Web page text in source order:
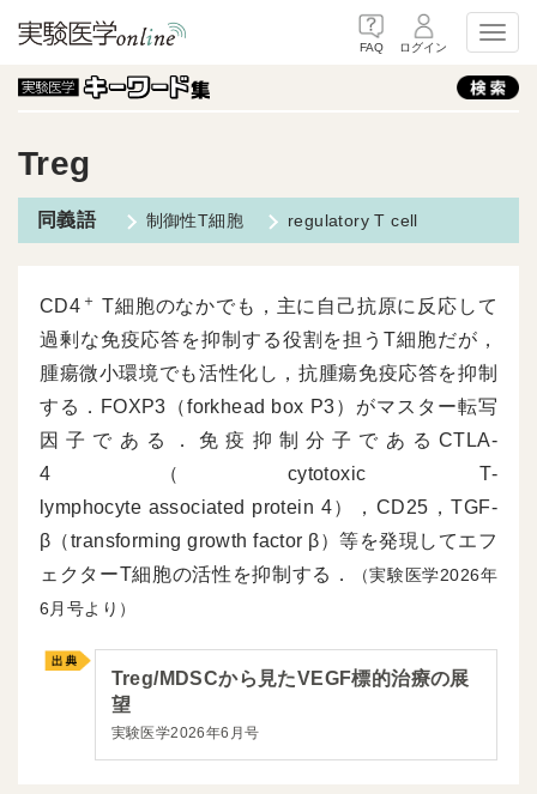
FAQ ログイン
Treg
制御性T細胞 regulatory T cell
CD4 ＋ T細胞のなかでも，主に自己抗原に反応して
過剰な免疫応答を抑制する役割を担うT細胞だが，
腫瘍微小環境でも活性化し，抗腫瘍免疫応答を抑制
する．FOXP3（forkhead box P3）がマスター転写
因子である．免疫抑制分子であるCTLA-
4（cytotoxic T-
lymphocyte associated protein 4），CD25，TGF-
β（transforming growth factor β）等を発現してエフ
ェクターT細胞の活性を抑制する．
（実験医学2026年
6月号より）
Treg/MDSCから見たVEGF標的治療の展
望
実験医学2026年6月号